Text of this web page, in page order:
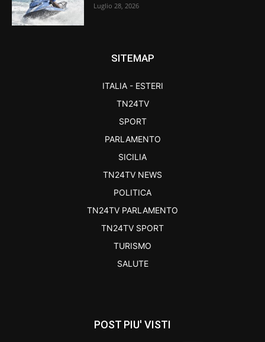
Luglio 28, 2026
SITEMAP
ITALIA - ESTERI
TN24TV
SPORT
PARLAMENTO
SICILIA
TN24TV NEWS
POLITICA
TN24TV PARLAMENTO
TN24TV SPORT
TURISMO
SALUTE
POST PIU' VISTI